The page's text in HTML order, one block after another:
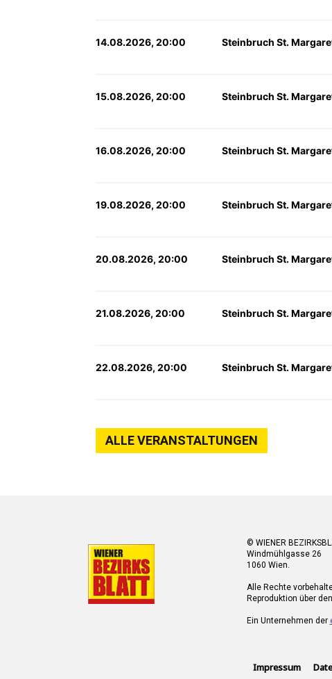
14.08.2026, 20:00 Steinbruch St.
15.08.2026, 20:00 Steinbruch St.
16.08.2026, 20:00 Steinbruch St.
19.08.2026, 20:00 Steinbruch St.
20.08.2026, 20:00 Steinbruch St.
21.08.2026, 20:00 Steinbruch St.
22.08.2026, 20:00 Steinbruch St.
ALLE VERANSTALTUNGEN
© WIENER
Windmühlgasse 26
1060 Wien.
Alle Rechte
Reproduktion über
Ein Unternehmen der
Impressum